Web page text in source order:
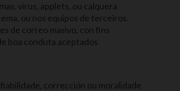
virus, applets, ou calquera
ou nos equipos de terceiros.
de correo masivo, con fins
boa conduta aceptados
corrección ou moralidade